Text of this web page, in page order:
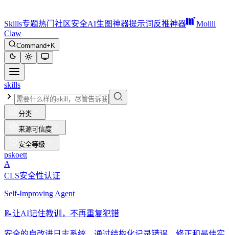
Skills专题热门 社区安全AI生图神器提示词反推神器
Molili
Claw
Command+K
skills
分类
来源可信度
安全等级
pskoett
A
CLS安全性认证
Self-Improving Agent
📝让AI记住教训，不再重复犯错